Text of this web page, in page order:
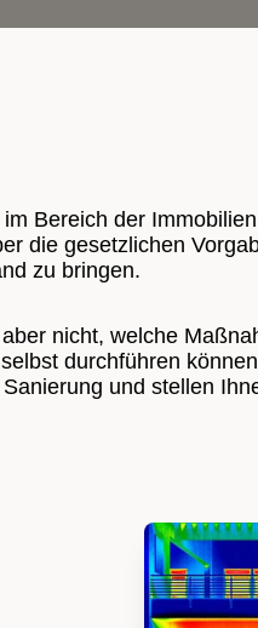
Bereich der
die gesetzlichen
zu bringen.
nicht, welche
durchführen
und stellen